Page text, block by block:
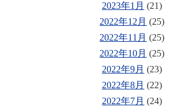
2023年1月 (21)
2022年12月 (25)
2022年11月 (25)
2022年10月 (25)
2022年9月 (23)
2022年8月 (22)
2022年7月 (24)